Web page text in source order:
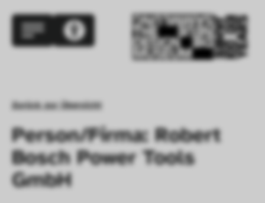
Zurück zur Übersicht
Person/Firma: Robert
Bosch Power Tools
GmbH